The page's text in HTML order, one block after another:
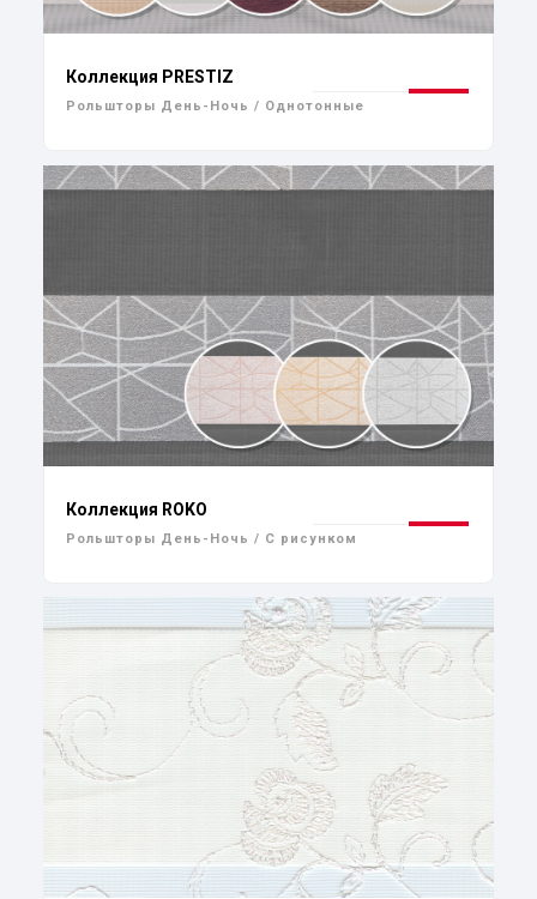
Коллекция PRESTIZ
Рольшторы День-Ночь / Однотонные
Коллекция ROKO
Рольшторы День-Ночь / С рисунком